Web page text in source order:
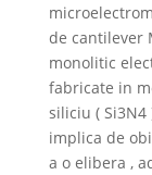
de cantilever
monolitic
fabricate in
siliciu (
implica de
a o elibera ,